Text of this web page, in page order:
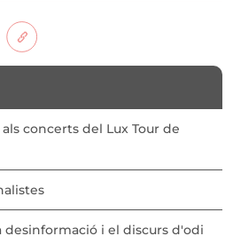
concerts del Lux Tour de
desinformació i el discurs d'odi